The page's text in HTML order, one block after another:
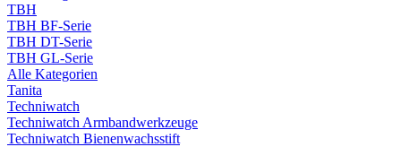
TBH
TBH BF-Serie
TBH DT-Serie
TBH GL-Serie
Alle Kategorien
Tanita
Techniwatch
Techniwatch Armbandwerkzeuge
Techniwatch Bienenwachsstift